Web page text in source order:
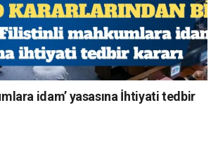
idam’ yasasına İhtiyati tedbir